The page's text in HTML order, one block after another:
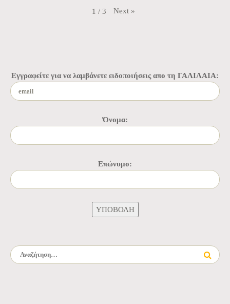
1 / 3 Next »
Εγγραφείτε για να λαμβάνετε ειδοποιήσεις απο τη ΓΑΛΙΛΑΙΑ:
Όνομα:
Επώνυμο:
Αναζήτηση για: